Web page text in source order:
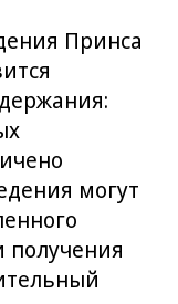
Принса
могут
получения